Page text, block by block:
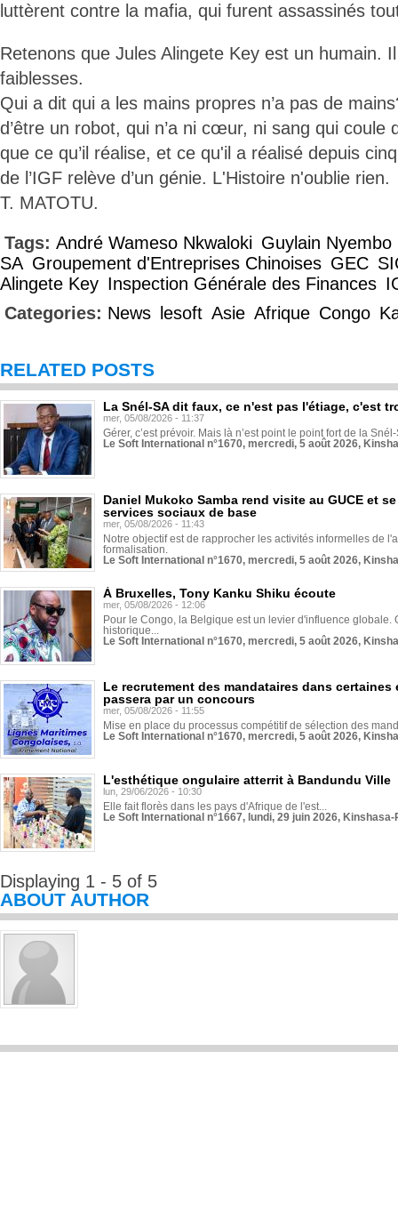
luttèrent contre la mafia, qui furent assassinés
Retenons que Jules Alingete Key est un humain.
faiblesses.
Qui a dit qui a les mains propres n’a pas de
d’être un robot, qui n’a ni cœur, ni sang qui coule
que ce qu’il réalise, et ce qu'il a réalisé depuis
de l’IGF relève d’un génie. L'Histoire n'oublie rien.
T. MATOTU.
Tags: André Wameso Nkwaloki Guylain Nyembo
SA Groupement d'Entreprises Chinoises GEC
Alingete Key Inspection Générale des Finances
Categories: News lesoft Asie Afrique Congo
RELATED POSTS
La Snél-SA dit faux, ce n'est pas l'étiage, c'est
mer, 05/08/2026 - 11:37
Gérer, c’est prévoir. Mais là n’est point le point fort de la
Le Soft International n°1670, mercredi, 5 août 2026,
Daniel Mukoko Samba rend visite au GUCE et
services sociaux de base
mer, 05/08/2026 - 11:43
Notre objectif est de rapprocher les activités informelles de
formalisation.
Le Soft International n°1670, mercredi, 5 août 2026,
À Bruxelles, Tony Kanku Shiku écoute
mer, 05/08/2026 - 12:06
Pour le Congo, la Belgique est un levier d'influence globale.
historique...
Le Soft International n°1670, mercredi, 5 août 2026,
Le recrutement des mandataires dans
passera par un concours
mer, 05/08/2026 - 11:55
Mise en place du processus compétitif de sélection des
Le Soft International n°1670, mercredi, 5 août 2026,
L'esthétique ongulaire atterrit à Bandundu Ville
lun, 29/06/2026 - 10:30
Elle fait florès dans les pays d'Afrique de l'est...
Le Soft International n°1667, lundi, 29 juin 2026,
Displaying 1 - 5 of 5
ABOUT AUTHOR